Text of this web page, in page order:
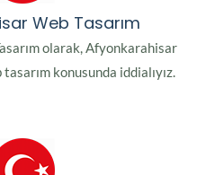
Web Tasarım
olarak, Afyonkarahisar
konusunda iddialıyız.